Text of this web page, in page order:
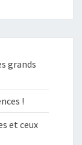
grands
!
et ceux